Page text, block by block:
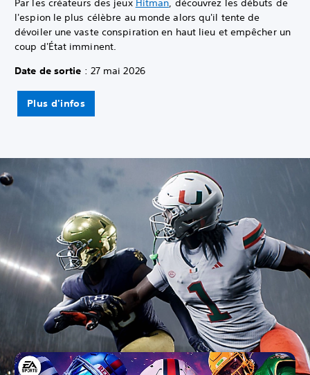
Par les créateurs des jeux Hitman, découvrez les débuts de
l'espion le plus célèbre au monde alors qu'il tente de
dévoiler une vaste conspiration en haut lieu et empêcher un
coup d'État imminent.
Date de sortie : 27 mai 2026
Plus d'infos